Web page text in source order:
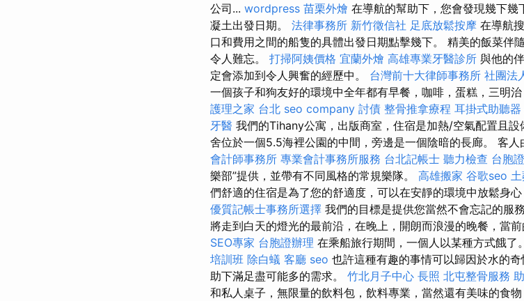
公司... wordpress 苗栗外燴 在導航的幫助下，您會發現幾下
凝土出發日期。 法律事務所 新竹徵信社 足底放鬆按摩 在導航
口和費用之間的船隻的具體出發日期點擊幾下。 精美的飯菜伴
令人難忘。 打掃阿姨價格 宜蘭外燴 高雄專業牙醫診所 與他的
定會添加到令人興奮的經歷中。 台灣前十大律師事務所 社團法
一個孩子和狗友好的環境中全年都有早餐，咖啡，蛋糕，三明
護理之家 台北 seo company 討債 整骨推拿療程 耳掛式助聽器
牙醫 我們的Tihany公寓，出版商室，住宿是加熱/空氣配置且
舍位於一個5.5海裡公園的中間，旁邊是一個陰暗的長廊。 客人
會計師事務所 專業會計事務所服務 台北記帳士 聽力檢查 台胞
樂部”提供，並帶有不同風格的常規樂隊。 高雄搬家 谷歌seo
們舒適的住宿是為了您的舒適度，可以在安靜的環境中放鬆身
優質記帳士事務所選擇 我們的目標是提供您當然不會忘記的服
將走到白天的燈光的最前沿，在晚上，開朗而浪漫的晚餐，當
SEO專家 台胞證辦理 在乘船旅行期間，一個人以某種方式餓了
培訓班 除白蟻 客廳 seo 也許這種有趣的事情可以歸因於水的
助下滿足盡可能多的需求。 竹北月子中心 長照 北屯整骨服務
和私人桌子，無限量的飲料包，飲料專業，當然還有美味的食